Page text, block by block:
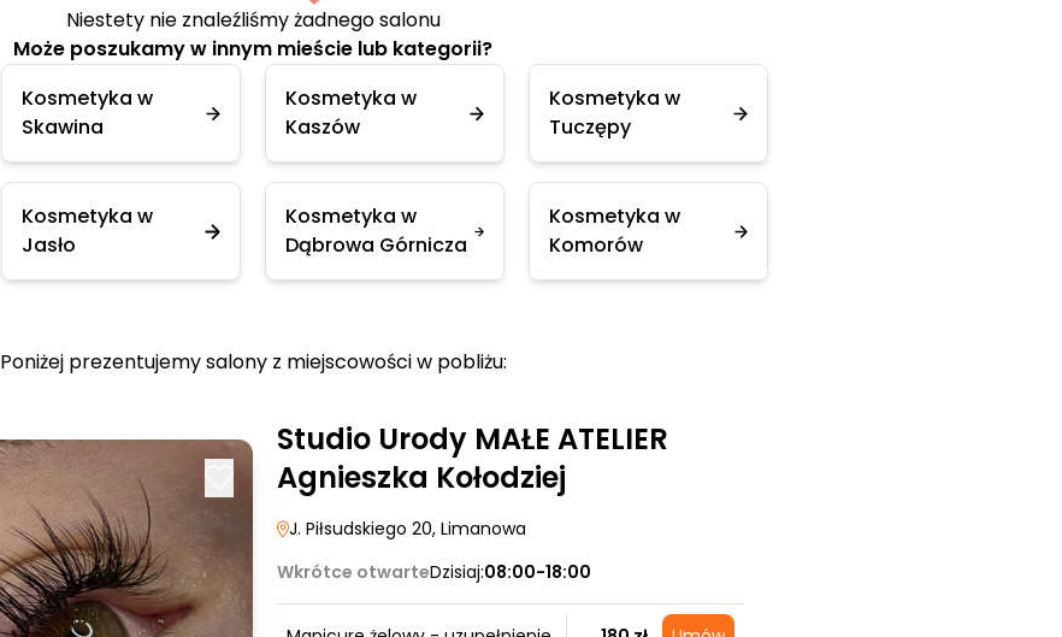
Niestety nie znaleźliśmy żadnego salonu
Może poszukamy w innym mieście lub kategorii?
Kosmetyka w
Skawina
Kosmetyka w
Kaszów
Kosmetyka w
Tuczępy
Kosmetyka w
Jasło
Kosmetyka w
Dąbrowa Górnicza
Kosmetyka w
Komorów
Poniżej prezentujemy salony z miejscowości w pobliżu:
Studio Urody MAŁE ATELIER
Agnieszka Kołodziej
J. Piłsudskiego 20, Limanowa
Wkrótce otwarteDzisiaj:08:00-18:00